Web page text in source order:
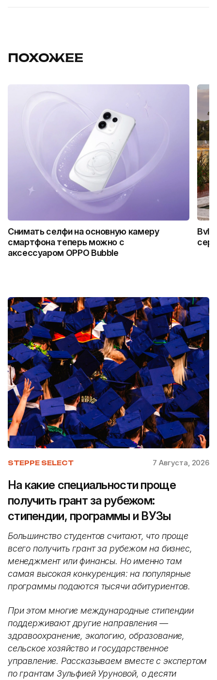
ПОХОЖЕЕ
Снимать селфи на основную камеру
смартфона теперь можно с
аксессуаром OPPO Bubble
STEPPE SELECT 7 Августа, 2026
На какие специальности проще
получить грант за рубежом:
стипендии, программы и ВУЗы
Большинство студентов считают, что проще
всего получить грант за рубежом на бизнес,
менеджмент или финансы. Но именно там
самая высокая конкуренция: на популярные
программы подаются тысячи абитуриентов.
При этом многие международные стипендии
поддерживают другие направления —
здравоохранение, экологию, образование,
сельское хозяйство и государственное
управление. Рассказываем вместе с экспертом
по грантам Зульфией Уруновой, о десяти